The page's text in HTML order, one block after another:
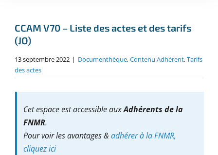
CCAM V70 – Liste des actes et des tarifs
(JO)
13 septembre 2022 | Documenthèque,Contenu Adhérent,Tarifs
des actes
Cet espace est accessible auxAdhérents de la
FNMR.
Pour voir les avantages &adhérer à la FNMR,
cliquez ici